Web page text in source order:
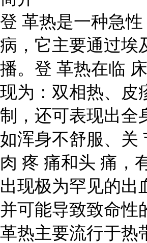
登 革热是一种急
病，它主要通过埃
播。登 革热在临
现为：双相热、皮
制，还可表现出全
如浑身不舒服、关
肉 疼 痛和头 痛，
出现极为罕见的出
并可能导致致命性
革热主要流行于热